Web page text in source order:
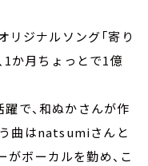
ジナルソング「寄り
1か月ちょっとで1億
躍で、和ぬかさんが作
う曲はnatsumiさんと
ボーカルを勤め、こ